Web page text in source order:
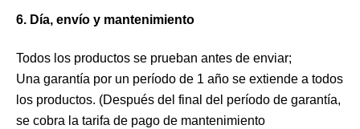
6. Día, envío y mantenimiento
Todos los productos se prueban antes de enviar;
Una garantía por un período de 1 año se extiende a todos
los productos. (Después del final del período de garantía,
se cobra la tarifa de pago de mantenimiento